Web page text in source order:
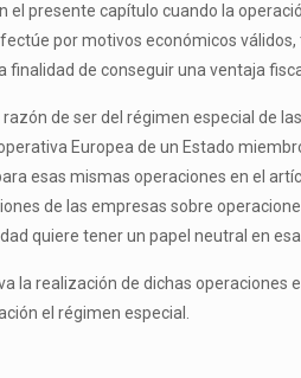
el presente capítulo cuando la
por motivos económicos
de conseguir una ventaja
de ser del régimen especial de
Europea de un Estado
esas mismas operaciones en el
de las empresas sobre
quiere tener un papel neutral en
la realización de dichas
el régimen especial.